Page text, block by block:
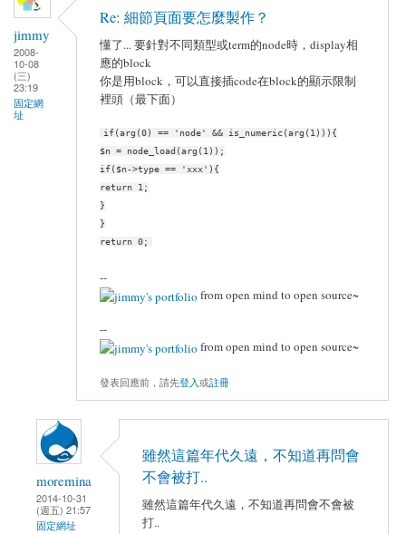
jimmy
2008-
10-08
(三)
23:19
固定網
址
Re: 細節頁面要怎麼製作？
懂了... 要針對不同類型或term的node時，display相
應的block
你是用block，可以直接插code在block的顯示限制
裡頭（最下面）
if(arg(0) == 'node' && is_numeric(arg(1))){
$n = node_load(arg(1));
if($n->type == 'xxx'){
return 1;
}
}
return 0;
--
from open mind to open source~
--
from open mind to open source~
發表回應前，請先登入或註冊
moremina
2014-10-31
(週五) 21:57
固定網址
雖然這篇年代久遠，不知道再問會
不會被打..
雖然這篇年代久遠，不知道再問會不會被
打..